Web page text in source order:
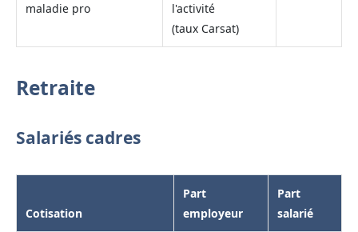
maladie pro
l'activité
(taux Carsat)
Retraite
Salariés cadres
Cotisation
Part
employeur
Part
salarié